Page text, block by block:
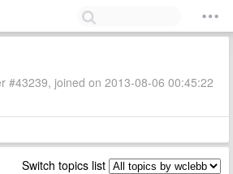
#43239, joined on 2013-08-06 00:45:22
Switch topics list